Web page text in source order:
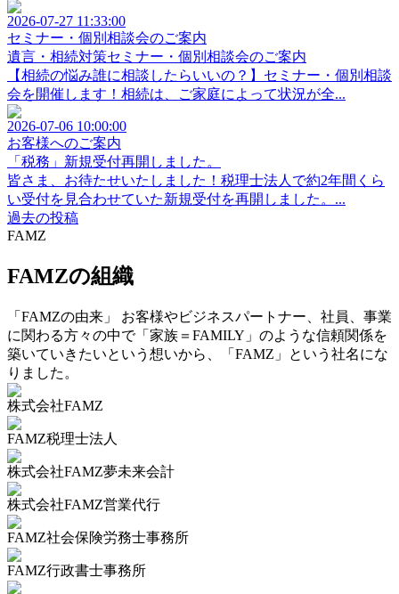
2026-07-27 11:33:00
セミナー・個別相談会のご案内
遺言・相続対策セミナー・個別相談会のご案内
【相続の悩み誰に相談したらいいの？】セミナー・個別相談
会を開催します！相続は、ご家庭によって状況が全...
2026-07-06 10:00:00
お客様へのご案内
「税務」新規受付再開しました。
皆さま、お待たせいたしました！税理士法人で約2年間くら
い受付を見合わせていた新規受付を再開しました。...
過去の投稿
FAMZ
FAMZの組織
「FAMZの由来」 お客様やビジネスパートナー、社員、事業
に関わる方々の中で「家族＝FAMILY」のような信頼関係を
築いていきたいという想いから、「FAMZ」という社名にな
りました。
株式会社FAMZ
FAMZ税理士法人
株式会社FAMZ夢未来会計
株式会社FAMZ営業代行
FAMZ社会保険労務士事務所
FAMZ行政書士事務所